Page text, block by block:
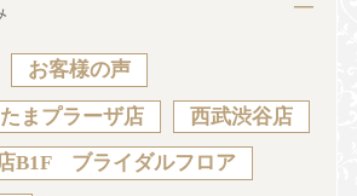
お客様の声
まプラーザ店 西武渋谷店
B1F ブライダルフロア